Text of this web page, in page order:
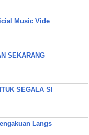
Music Vide
SEKARANG
SEGALA SI
Langs